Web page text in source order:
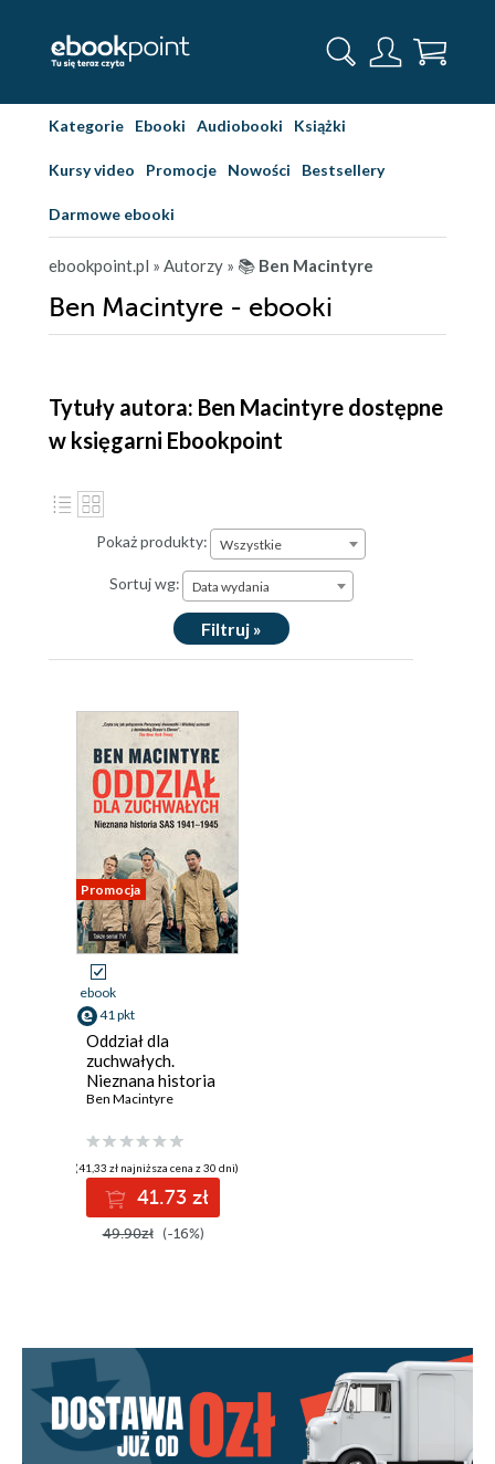
Kategorie Ebooki Audiobooki Książki
Kursy video Promocje Nowości Bestsellery
Darmowe ebooki
ebookpoint.pl » Autorzy » 📚 Ben Macintyre
Ben Macintyre - ebooki
Tytuły autora: Ben Macintyre dostępne
w księgarni Ebookpoint
Pokaż produkty: Wszystkie
Sortuj wg: Data wydania
Filtruj »
Promocja
ebook
41 pkt
Oddział dla
zuchwałych.
Nieznana historia
SAS 1941-1945
Ben Macintyre
(41,33 zł najniższa cena z 30 dni)
41.73 zł
49.90zł (-16%)